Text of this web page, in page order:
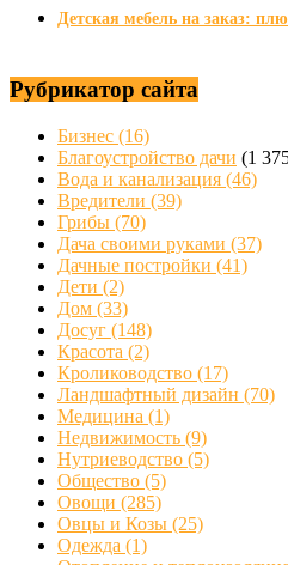
Детская мебель на заказ:
Рубрикатор сайта
Бизнес (16)
Благоустройство дачи (1
Вода и канализация (46)
Вредители (39)
Грибы (70)
Дача своими руками (37)
Дачные постройки (41)
Дети (2)
Дом (33)
Досуг (148)
Красота (2)
Кролиководство (17)
Ландшафтный дизайн (70)
Медицина (1)
Недвижимость (9)
Нутриеводство (5)
Общество (5)
Овощи (285)
Овцы и Козы (25)
Одежда (1)